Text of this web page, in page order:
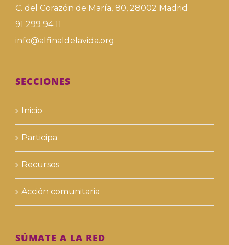
C. del Corazón de María, 80, 28002 Madrid
91 299 94 11
info@alfinaldelavida.org
SECCIONES
Inicio
Participa
Recursos
Acción comunitaria
SÚMATE A LA RED